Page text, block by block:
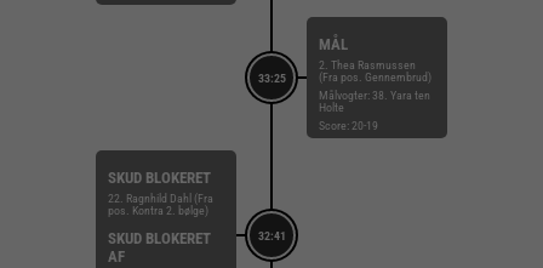
33:25
MÅL
2. Thea Rasmussen
(Fra pos. Gennembrud)
Målvogter: 38. Yara ten
Holte
Score: 20-19
32:41
SKUD BLOKERET
22. Ragnhild Dahl (Fra
pos. Kontra 2. bølge)
SKUD BLOKERET
AF